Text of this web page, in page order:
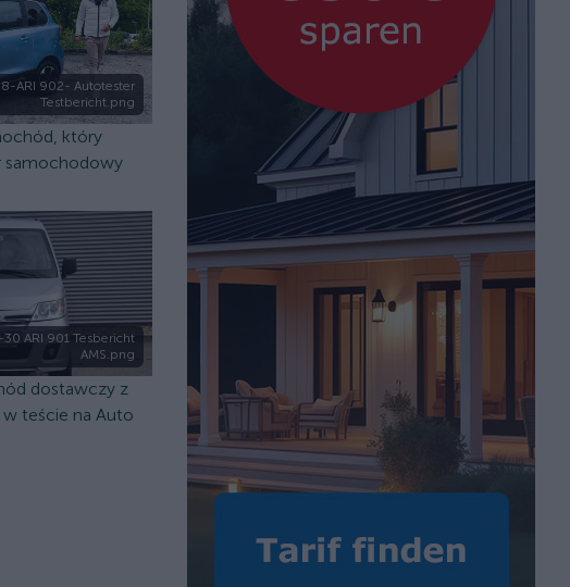
ARI 902- Autotester
Testbericht.png
który
samochodowy
ARI 901 Tesbericht
AMS.png
dostawczy z
teście na Auto